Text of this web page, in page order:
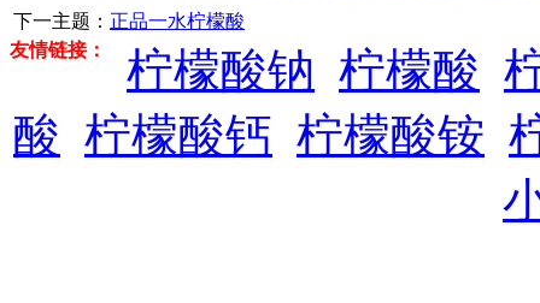
下一主题： 正品一水柠檬酸
友情链接：
柠檬酸钠 柠檬酸
酸 柠檬酸钙 柠檬酸铵